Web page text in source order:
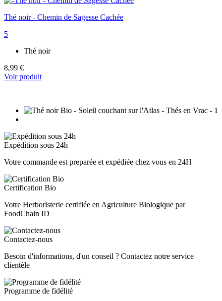
Thé noir - Chemin de Sagesse Cachée
5
Thé noir
8,99 €
Voir produit
Expédition sous 24h
Votre commande est preparée et expédiée chez vous en 24H
Certification Bio
Votre Herboristerie certifiée en Agriculture Biologique par
FoodChain ID
Contactez-nous
Besoin d'informations, d'un conseil ? Contactez notre service
clientèle
Programme de fidélité